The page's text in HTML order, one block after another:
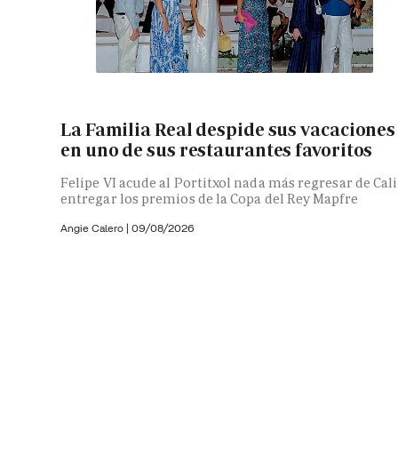
La Familia Real despide sus vacaciones
en uno de sus restaurantes favoritos
Felipe VI acude al Portitxol nada más regresar de
entregar los premios de la Copa del Rey Mapfre
Angie Calero | 09/08/2026